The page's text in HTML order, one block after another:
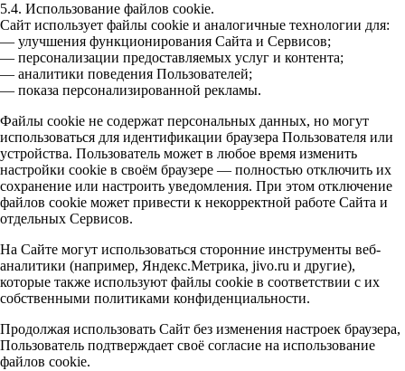
5.4. Использование файлов cookie.
Сайт использует файлы cookie и аналогичные технологии для:
— улучшения функционирования Сайта и Сервисов;
— персонализации предоставляемых услуг и контента;
— аналитики поведения Пользователей;
— показа персонализированной рекламы.
Файлы cookie не содержат персональных данных, но могут
использоваться для идентификации браузера Пользователя или
устройства. Пользователь может в любое время изменить
настройки cookie в своём браузере — полностью отключить их
сохранение или настроить уведомления. При этом отключение
файлов cookie может привести к некорректной работе Сайта и
отдельных Сервисов.
На Сайте могут использоваться сторонние инструменты веб-
аналитики (например, Яндекс.Метрика, jivo.ru и другие),
которые также используют файлы cookie в соответствии с их
собственными политиками конфиденциальности.
Продолжая использовать Сайт без изменения настроек браузера,
Пользователь подтверждает своё согласие на использование
файлов cookie.